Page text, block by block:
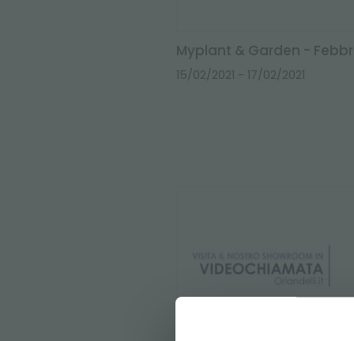
Myplant & Garden -
15/02/2021 - 17/02/2021